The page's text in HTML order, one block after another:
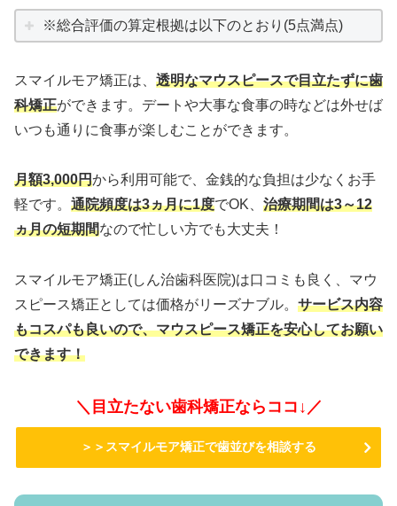
※総合評価の算定根拠は以下のとおり(5点満点)
スマイルモア矯正は、 透明なマウスピースで目立たずに歯
科矯正ができます。デートや大事な食事の時などは外せば
いつも通りに食事が楽しむことができます。
月額3,000円から利用可能で、金銭的な負担は少なくお手
軽です。 通院頻度は3ヵ月に1度でOK、 治療期間は3～12
ヵ月の短期間なので忙しい方でも大丈夫！
スマイルモア矯正(しん治歯科医院)は口コミも良く、マウ
スピース矯正としては価格がリーズナブル。 サービス内容
もコスパも良いので、マウスピース矯正を安心してお願い
できます！
＼目立たない歯科矯正ならココ↓／
＞＞スマイルモア矯正で歯並びを相談する